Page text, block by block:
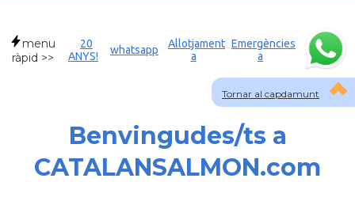
Tornar al capdamunt
menu
ràpid >>
20
ANYS!
whatsapp
Allotjament
a
Emergències
a
Benvingudes/ts a
CATALANSALMON.com